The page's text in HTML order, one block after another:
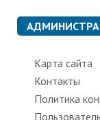
Карта сайта
Контакты
Политика